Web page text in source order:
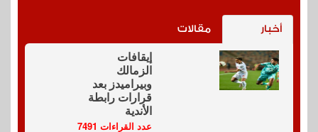
أخبار مقالات
إيقافات
الزمالك
وبيراميدز بعد
قرارات رابطة
الأندية
عدد القراءات 7491